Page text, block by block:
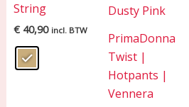
String
€40,90 incl. BTW
PrimaDonna
Twist |
Hotpants |
Vennera